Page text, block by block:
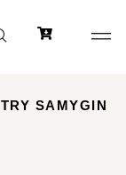
SAMYGIN